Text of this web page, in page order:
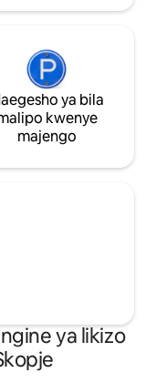
ya bila
kwenye
majengo
ya likizo